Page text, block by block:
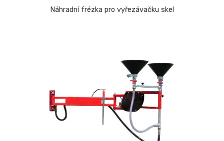
Náhradní frézka pro vyřezávačku skel